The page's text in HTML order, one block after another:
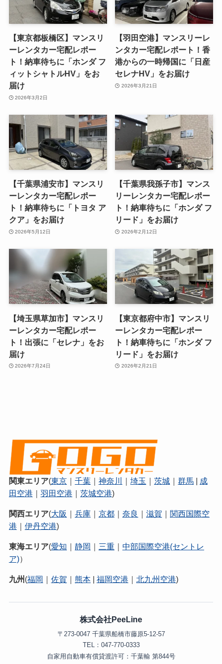
【東京都板橋区】マンスリ
ーレンタカー宅配レポー
ト！納車待ちに「ホンダ フ
ィットシャトルHV」をお
届け
2026年3月2日
【羽田空港】マンスリーレ
ンタカー宅配レポート！香
港からの一時帰国に「日産
セレナHV」をお届け
2026年3月21日
【千葉県浦安市】マンスリ
ーレンタカー宅配レポー
ト！納車待ちに「トヨタ ア
クア」をお届け
2026年5月12日
【千葉県我孫子市】マンス
リーレンタカー宅配レポー
ト！納車待ちに「ホンダ フ
リード」をお届け
2026年2月12日
【埼玉県草加市】マンスリ
ーレンタカー宅配レポー
ト！出張に「セレナ」をお
届け
2026年7月24日
【東京都府中市】マンスリ
ーレンタカー宅配レポー
ト！納車待ちに「ホンダ フ
リード」をお届け
2026年2月21日
関東エリア(東京｜ 千葉｜ 神奈川 ｜ 埼玉 ｜ 茨城｜ 群馬| 成
田空港 ｜ 羽田空港 ｜ 茨城空港)
関西エリア(大阪 ｜ 兵庫｜ 京都｜ 奈良 ｜ 滋賀 ｜ 関西国際空
港 ｜ 伊丹空港)
東海エリア(愛知 静岡 三重｜ 中部国際空港(セントレ
ア)）
九州 (福岡 佐賀 熊本| 福岡空港 北九州空港)
株式会社PeeLine
〒273-0047 千葉県船橋市藤原5-12-57
TEL：047-770-0333
自家用自動車有償貸渡許可：千葉輸 第844号